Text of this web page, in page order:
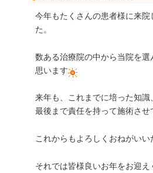
今年もたくさんの患者様に来院
た。
数ある治療院の中から当院を選
思います
来年も、これまでに培った知
最後まで責任を持って施術さ
これからもよろしくおねがいい
それでは皆様良いお年をお迎え